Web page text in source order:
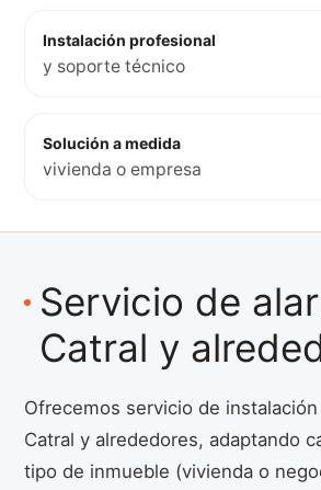
Instalación profesional
y soporte técnico
Solución a medida
vivienda o empresa
Servicio de
Catral y
Ofrecemos servicio de
Catral y alrededores, adaptando
tipo de inmueble (vivienda o